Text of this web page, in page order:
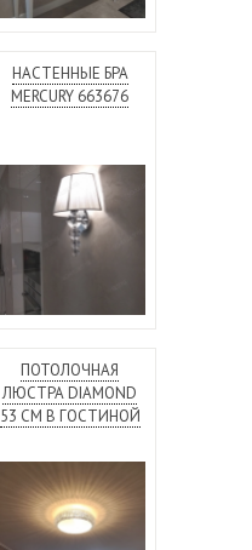
НАСТЕННЫЕ БРА
MERCURY 663676
ПОТОЛОЧНАЯ
ЛЮСТРА DIAMOND
53 СМ В ГОСТИНОЙ